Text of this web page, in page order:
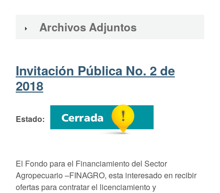
Archivos Adjuntos
Invitación Pública No. 2 de
2018
Estado
El Fondo para el Financiamiento del Sector
Agropecuario –FINAGRO, esta interesado en recibir
ofertas para contratar el licenciamiento y